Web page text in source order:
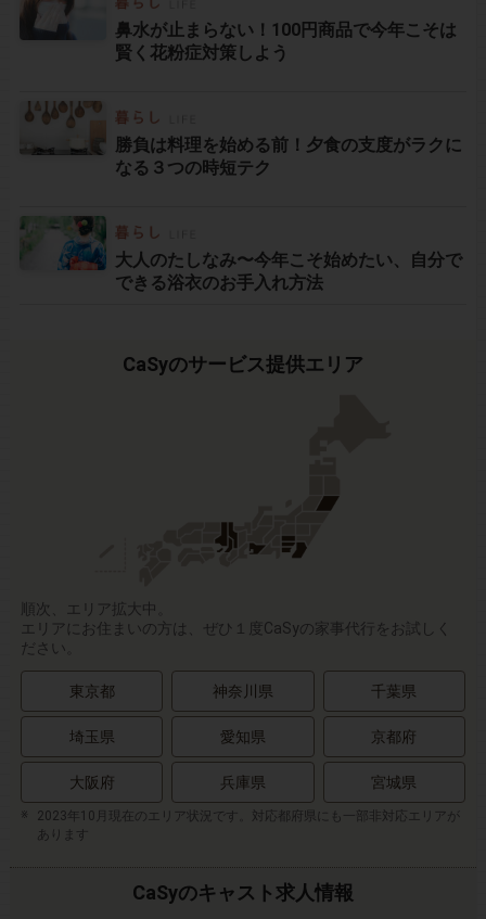
鼻水が止まらない！100円商品で今年こそは
賢く花粉症対策しよう
勝負は料理を始める前！夕食の支度がラクに
なる３つの時短テク
大人のたしなみ〜今年こそ始めたい、自分で
できる浴衣のお手入れ方法
CaSyのサービス提供エリア
順次、エリア拡大中。
エリアにお住まいの方は、ぜひ１度CaSyの家事代行をお試しく
ださい。
東京都 神奈川県 千葉県
埼玉県 愛知県 京都府
大阪府 兵庫県 宮城県
2023年10月現在のエリア状況です。対応都府県にも一部非対応エリアが
あります
CaSyのキャスト求人情報